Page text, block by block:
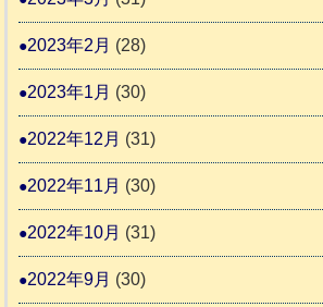
2023年2月 (28)
2023年1月 (30)
2022年12月 (31)
2022年11月 (30)
2022年10月 (31)
2022年9月 (30)